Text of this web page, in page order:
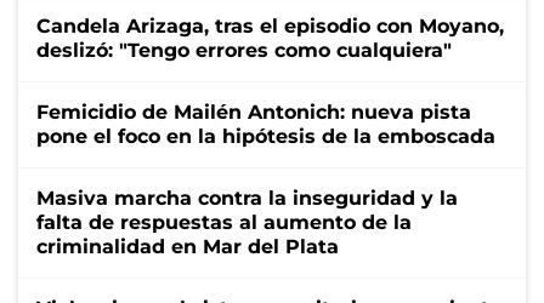
Candela Arizaga, tras el episodio con Moyano,
deslizó: "Tengo errores como cualquiera"
Femicidio de Mailén Antonich: nueva pista
pone el foco en la hipótesis de la emboscada
Masiva marcha contra la inseguridad y la
falta de respuestas al aumento de la
criminalidad en Mar del Plata